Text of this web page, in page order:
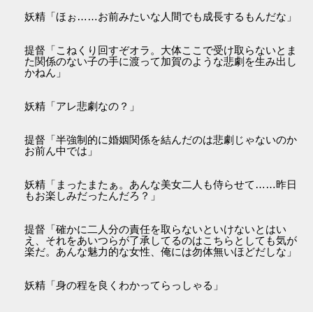
妖精「ほぉ……お前みたいな人間でも成長するもんだな」
提督「こねくり回すぞオラ。大体ここで受け取らないとま
た関係のない子の手に渡って加賀のような悲劇を生み出し
かねん」
妖精「アレ悲劇なの？」
提督「半強制的に婚姻関係を結んだのは悲劇じゃないのか
お前ん中では」
妖精「まったまたぁ。あんな美女二人も侍らせて……昨日
もお楽しみだったんだろ？」
提督「確かに二人分の責任を取らないといけないとはい
え、それをあいつらが了承してるのはこちらとしても気が
楽だ。あんな魅力的な女性、俺には勿体無いほどだしな」
妖精「身の程を良くわかってらっしゃる」